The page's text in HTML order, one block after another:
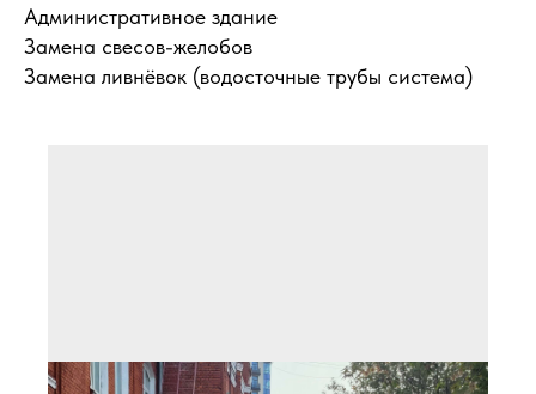
Административное здание
Замена свесов-желобов
Замена ливнёвок (водосточные трубы система)